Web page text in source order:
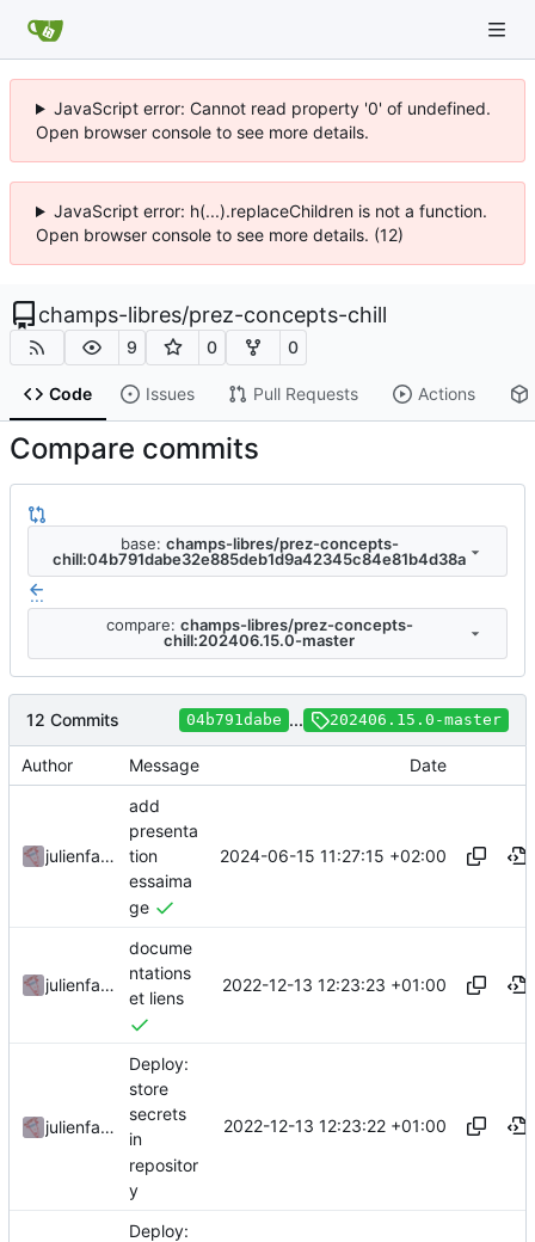
JavaScript error: Cannot read property '0' of undefined.
Open browser console to see more details.
JavaScript error: h(...).replaceChildren is not a function.
Open browser console to see more details. (12)
champs-libres/prez-concepts-chill
9 0 0
Code Issues Pull Requests Actions
Compare commits
base: champs-libres/prez-concepts-
chill:04b791dabe32e885deb1d9a42345c84e81b4d38a
...
compare: champs-libres/prez-concepts-
chill:202406.15.0-master
12 Commits 04b791dabe ... 202406.15.0-master
Author Message Date
julienfastre
add
presenta
tion
essaima
ge
2024-06-15 11:27:15 +02:00
julienfastre
docume
ntations
et liens
2022-12-13 12:23:23 +01:00
julienfastre
Deploy:
store
secrets
in
repositor
y
2022-12-13 12:23:22 +01:00
Deploy: